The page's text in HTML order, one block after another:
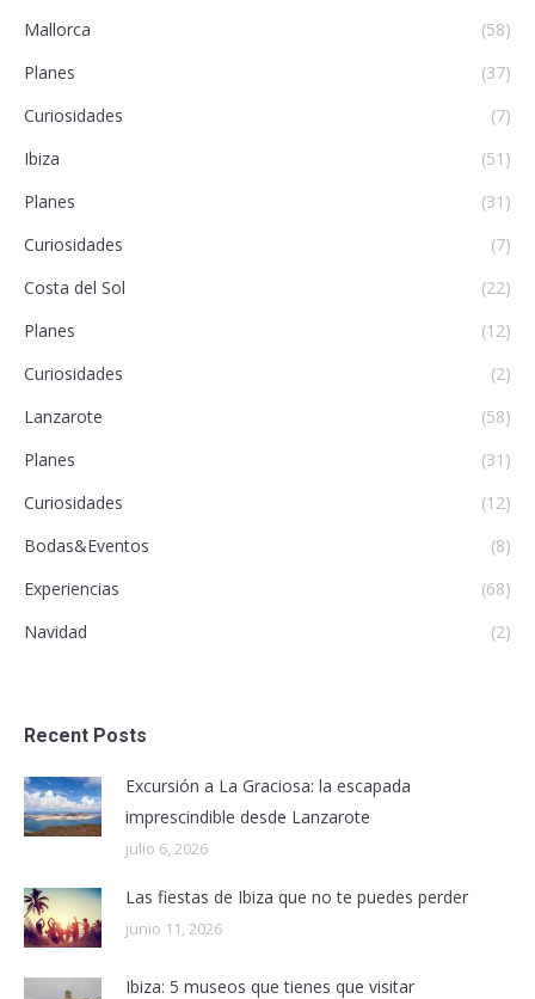
Mallorca
(58)
Planes
(37)
Curiosidades
(7)
Ibiza
(51)
Planes
(31)
Curiosidades
(7)
Costa del Sol
(22)
Planes
(12)
Curiosidades
(2)
Lanzarote
(58)
Planes
(31)
Curiosidades
(12)
Bodas&Eventos
(8)
Experiencias
(68)
Navidad
(2)
Recent Posts
Excursión a La Graciosa: la escapada
imprescindible desde Lanzarote
julio 6, 2026
Las fiestas de Ibiza que no te puedes perder
junio 11, 2026
Ibiza: 5 museos que tienes que visitar